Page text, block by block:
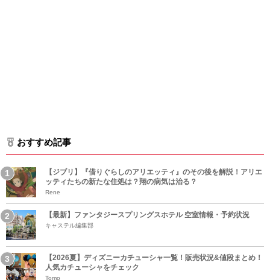
おすすめ記事
【ジブリ】『借りぐらしのアリエッティ』のその後を解説！アリエ
ッティたちの新たな住処は？翔の病気は治る？
Rene
【最新】ファンタジースプリングスホテル 空室情報・予約状況
キャステル編集部
【2026夏】ディズニーカチューシャ一覧！販売状況&値段まとめ！
人気カチューシャをチェック
Tomo